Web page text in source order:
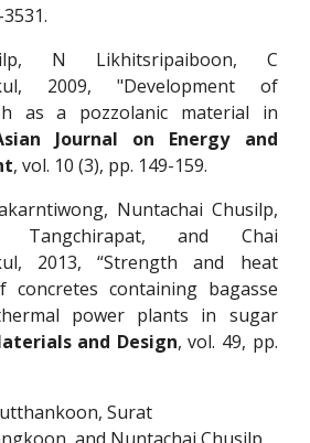
N Likhitsripaiboon, C
2009, "Development of
as a pozzolanic material in
Journal on Energy and
, vol. 10 (3), pp. 149-159.
Nuntachai Chusilp,
Tangchirapat, and Chai
2013, “Strength and heat
concretes containing bagasse
power plants in sugar
and Design, vol. 49, pp.
Surat